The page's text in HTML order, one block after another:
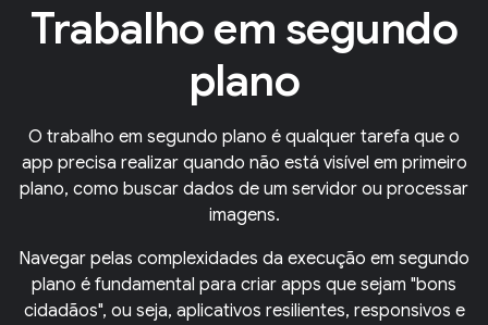
Trabalho em segundo
plano
O trabalho em segundo plano é qualquer tarefa que o
app precisa realizar quando não está visível em primeiro
plano, como buscar dados de um servidor ou processar
imagens.
Navegar pelas complexidades da execução em segundo
plano é fundamental para criar apps que sejam "bons
cidadãos", ou seja, aplicativos resilientes, responsivos e